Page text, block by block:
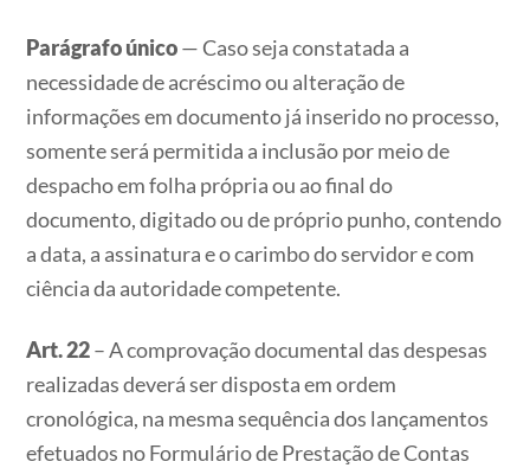
Parágrafo único— Caso seja constatada a
necessidade de acréscimo ou alteração de
informações em documento já inserido no processo,
somente será permitida a inclusão por meio de
despacho em folha própria ou ao final do
documento, digitado ou de próprio punho, contendo
a data, a assinatura e o carimbo do servidor e com
ciência da autoridade competente.
Art. 22– A comprovação documental das despesas
realizadas deverá ser disposta em ordem
cronológica, na mesma sequência dos lançamentos
efetuados no Formulário de Prestação de Contas